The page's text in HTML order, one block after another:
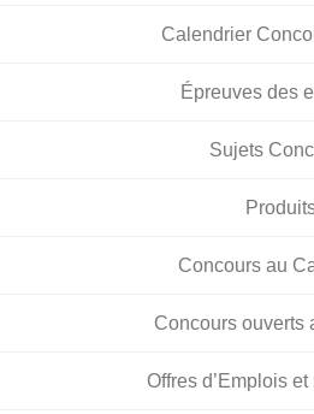
Calendrier
Épreuves des
Sujets
Concours au
Concours ouverts
Offres d’Emplois